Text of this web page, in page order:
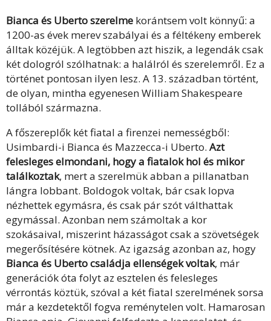
Bianca és Uberto szerelme korántsem volt könnyű: a
1200-as évek merev szabályai és a féltékeny emberek
álltak közéjük. A legtöbben azt hiszik, a legendák csak
két dologról szólhatnak: a halálról és szerelemről. Ez a
történet pontosan ilyen lesz. A 13. században történt,
de olyan, mintha egyenesen William Shakespeare
tollából származna.
A főszereplők két fiatal a firenzei nemességből:
Usimbardi-i Bianca és Mazzecca-i Uberto. Azt
felesleges elmondani, hogy a fiatalok hol és mikor
találkoztak, mert a szerelmük abban a pillanatban
lángra lobbant. Boldogok voltak, bár csak lopva
nézhettek egymásra, és csak pár szót válthattak
egymással. Azonban nem számoltak a kor
szokásaival, miszerint házasságot csak a szövetségek
megerősítésére kötnek. Az igazság azonban az, hogy
Bianca és Uberto családja ellenségek voltak, már
generációk óta folyt az esztelen és felesleges
vérrontás köztük, szóval a két fiatal szerelmének sorsa
már a kezdetektől fogva reménytelen volt. Hamarosan